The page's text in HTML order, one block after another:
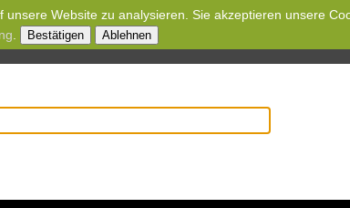
Website zu analysieren. Sie akzeptieren unsere
Bestätigen Ablehnen